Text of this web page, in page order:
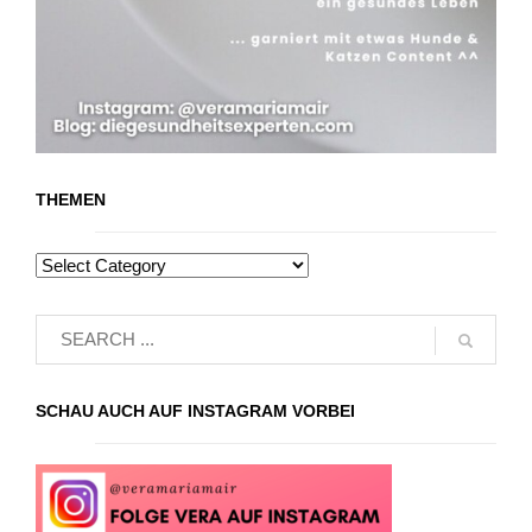
THEMEN
SCHAU AUCH AUF INSTAGRAM VORBEI